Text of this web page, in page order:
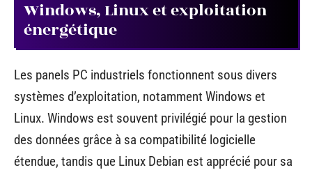
Windows, Linux et exploitation
énergétique
Les panels PC industriels fonctionnent sous divers
systèmes d’exploitation, notamment Windows et
Linux. Windows est souvent privilégié pour la gestion
des données grâce à sa compatibilité logicielle
étendue, tandis que Linux Debian est apprécié pour sa